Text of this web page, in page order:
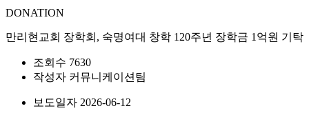
DONATION
만리현교회 장학회, 숙명여대 창학 120주년 장학금 1억원 기탁
조회수 7630
작성자 커뮤니케이션팀
보도일자 2026-06-12